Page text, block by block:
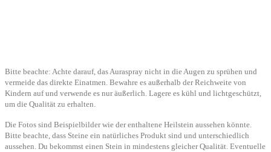
Bitte beachte: Achte darauf, das Auraspray nicht in die Augen zu sprühen und
vermeide das direkte Einatmen. Bewahre es außerhalb der Reichweite von
Kindern auf und verwende es nur äußerlich. Lagere es kühl und lichtgeschützt,
um die Qualität zu erhalten.
Die Fotos sind Beispielbilder wie der enthaltene Heilstein aussehen könnte.
Bitte beachte, dass Steine ein natürliches Produkt sind und unterschiedlich
aussehen. Du bekommst einen Stein in mindestens gleicher Qualität. Eventuelle